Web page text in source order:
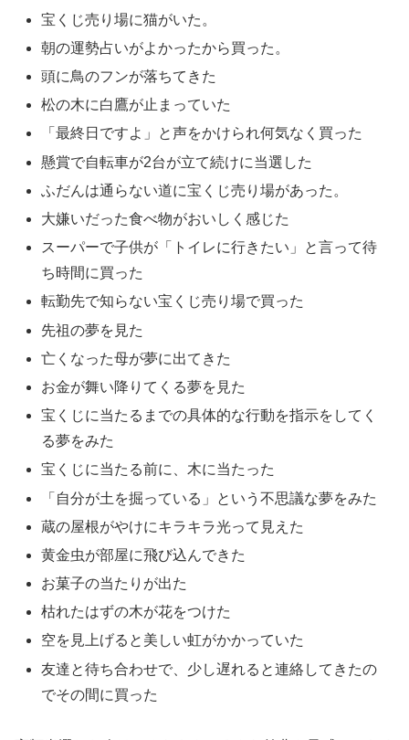
宝くじ売り場に猫がいた。
朝の運勢占いがよかったから買った。
頭に鳥のフンが落ちてきた
松の木に白鷹が止まっていた
「最終日ですよ」と声をかけられ何気なく買った
懸賞で自転車が2台が立て続けに当選した
ふだんは通らない道に宝くじ売り場があった。
大嫌いだった食べ物がおいしく感じた
スーパーで子供が「トイレに行きたい」と言って待
ち時間に買った
転勤先で知らない宝くじ売り場で買った
先祖の夢を見た
亡くなった母が夢に出てきた
お金が舞い降りてくる夢を見た
宝くじに当たるまでの具体的な行動を指示をしてく
る夢をみた
宝くじに当たる前に、木に当たった
「自分が土を掘っている」という不思議な夢をみた
蔵の屋根がやけにキラキラ光って見えた
黄金虫が部屋に飛び込んできた
お菓子の当たりが出た
枯れたはずの木が花をつけた
空を見上げると美しい虹がかかっていた
友達と待ち合わせで、少し遅れると連絡してきたの
でその間に買った